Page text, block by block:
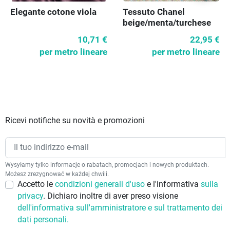
Elegante cotone viola
10,71 €
per metro lineare
Tessuto Chanel
beige/menta/turchese
22,95 €
per metro lineare
Ricevi notifiche su novità e promozioni
Wysyłamy tylko informacje o rabatach, promocjach i nowych produktach.
Możesz zrezygnować w każdej chwili.
Accetto le condizioni generali d'uso e l'informativa sulla
privacy. Dichiaro inoltre di aver preso visione
dell'informativa sull'amministratore e sul trattamento dei
dati personali.